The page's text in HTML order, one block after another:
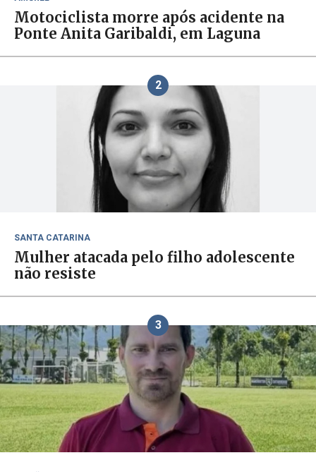
Motociclista morre após acidente na
Ponte Anita Garibaldi, em Laguna
2
SANTA CATARINA
Mulher atacada pelo filho adolescente
não resiste
3